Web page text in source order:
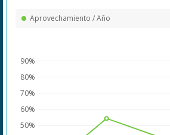
Aprovechamiento / Año
50%
60%
70%
80%
90%